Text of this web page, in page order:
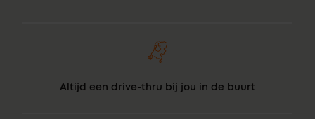
Altijd een drive-thru bij jou in de buurt